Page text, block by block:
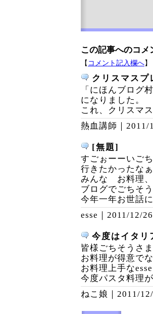
この記事へのコメ
【 コメント記入欄へ】
クリスマスプ
「にほんブロ
になりました。
これ、クリスマ
熱血講師｜ 2011/
[無題]
すごぉーーいご
行きたかったな
みんな お料理、
ブログでごちそ
今年一年お世話
esse｜ 2011/12/
今度はイタリ
皆様ごちそうさ
お料理が得意で
お料理上手な
今度パスタ料理
ねこ娘｜ 2011/